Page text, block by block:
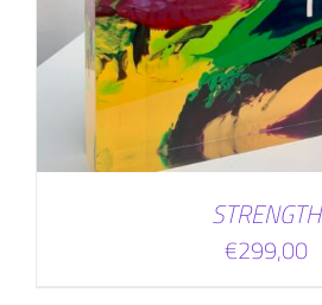
STRENGTH
€299,00